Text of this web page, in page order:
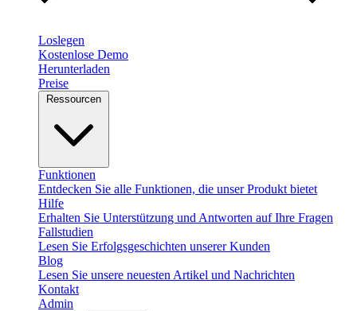
Loslegen
Kostenlose Demo
Herunterladen
Preise
Ressourcen
Funktionen
Entdecken Sie alle Funktionen, die unser Produkt bietet
Hilfe
Erhalten Sie Unterstützung und Antworten auf Ihre Fragen
Fallstudien
Lesen Sie Erfolgsgeschichten unserer Kunden
Blog
Lesen Sie unsere neuesten Artikel und Nachrichten
Kontakt
Admin